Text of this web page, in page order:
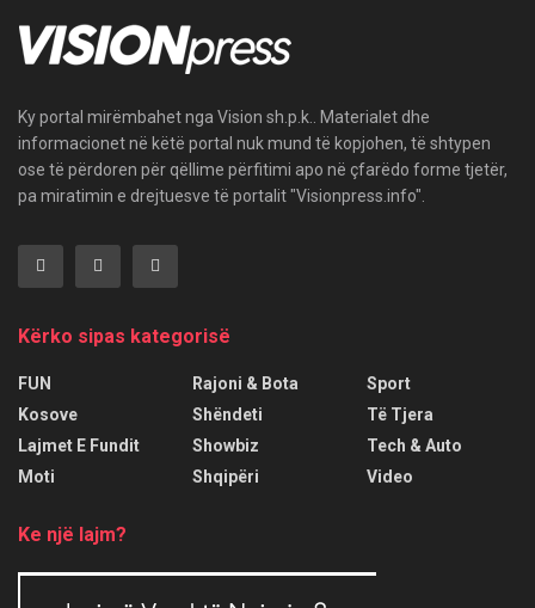
Ky portal mirëmbahet nga Vision sh.p.k.. Materialet dhe
informacionet në këtë portal nuk mund të kopjohen, të shtypen
ose të përdoren për qëllime përfitimi apo në çfarëdo forme tjetër,
pa miratimin e drejtuesve të portalit "Visionpress.info".
Kërko sipas kategorisë
FUN
Kosove
Lajmet E Fundit
Moti
Rajoni & Bota
Shëndeti
Showbiz
Shqipëri
Sport
Të Tjera
Tech & Auto
Video
Ke një lajm?